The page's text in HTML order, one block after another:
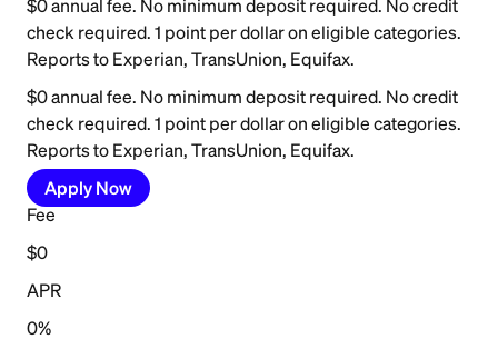
$0 annual fee. No minimum deposit required. No credit
check required. 1 point per dollar on eligible categories.
Reports to Experian, TransUnion, Equifax.
$0 annual fee. No minimum deposit required. No credit
check required. 1 point per dollar on eligible categories.
Reports to Experian, TransUnion, Equifax.
Apply Now
Fee
$0
APR
0%